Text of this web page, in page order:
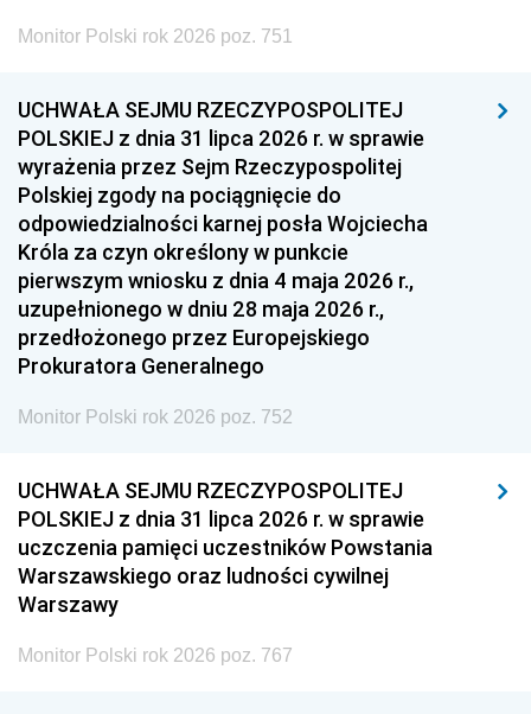
Monitor Polski rok 2026 poz. 751
UCHWAŁA SEJMU RZECZYPOSPOLITEJ
POLSKIEJ z dnia 31 lipca 2026 r. w sprawie
wyrażenia przez Sejm Rzeczypospolitej
Polskiej zgody na pociągnięcie do
odpowiedzialności karnej posła Wojciecha
Króla za czyn określony w punkcie
pierwszym wniosku z dnia 4 maja 2026 r.,
uzupełnionego w dniu 28 maja 2026 r.,
przedłożonego przez Europejskiego
Prokuratora Generalnego
Monitor Polski rok 2026 poz. 752
UCHWAŁA SEJMU RZECZYPOSPOLITEJ
POLSKIEJ z dnia 31 lipca 2026 r. w sprawie
uczczenia pamięci uczestników Powstania
Warszawskiego oraz ludności cywilnej
Warszawy
Monitor Polski rok 2026 poz. 767